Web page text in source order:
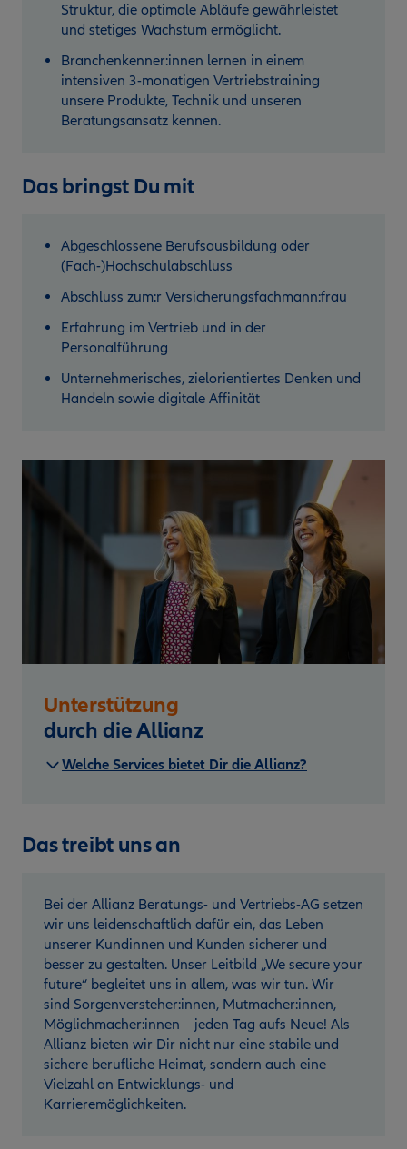
Struktur, die optimale Abläufe gewährleistet
und stetiges Wachstum ermöglicht.
Branchenkenner:innen lernen in einem
intensiven 3-monatigen Vertriebstraining
unsere Produkte, Technik und unseren
Beratungsansatz kennen.
Das bringst Du mit
Abgeschlossene Berufsausbildung oder
(Fach-)Hochschulabschluss
Abschluss zum:r Versicherungsfachmann:frau
Erfahrung im Vertrieb und in der
Personalführung
Unternehmerisches, zielorientiertes Denken und
Handeln sowie digitale Affinität
Unterstützung
durch die Allianz
Welche Services bietet Dir die Allianz?
Das treibt uns an
Bei der Allianz Beratungs- und Vertriebs-AG setzen
wir uns leidenschaftlich dafür ein, das Leben
unserer Kundinnen und Kunden sicherer und
besser zu gestalten. Unser Leitbild „We secure your
future“ begleitet uns in allem, was wir tun. Wir
sind Sorgenversteher:innen, Mutmacher:innen,
Möglichmacher:innen – jeden Tag aufs Neue! Als
Allianz bieten wir Dir nicht nur eine stabile und
sichere berufliche Heimat, sondern auch eine
Vielzahl an Entwicklungs- und
Karrieremöglichkeiten.